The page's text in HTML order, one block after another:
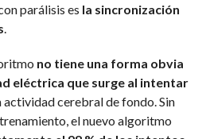
parálisis es la sincronización
no tiene una forma obvia
eléctrica que surge al intentar
actividad cerebral de fondo. Sin
el nuevo algoritmo